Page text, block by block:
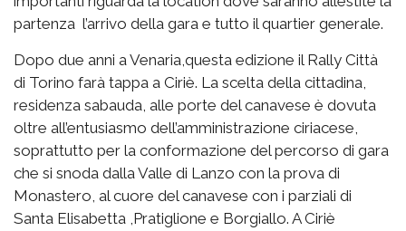
partenza l’arrivo della gara e tutto il quartier generale.
Dopo due anni a Venaria,questa edizione il Rally Città
di Torino farà tappa a Ciriè. La scelta della cittadina,
residenza sabauda, alle porte del canavese è dovuta
oltre all’entusiasmo dell’amministrazione ciriacese,
soprattutto per la conformazione del percorso di gara
che si snoda dalla Valle di Lanzo con la prova di
Monastero, al cuore del canavese con i parziali di
Santa Elisabetta ,Pratiglione e Borgiallo. A Ciriè